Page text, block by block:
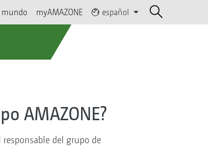
mundo myAMAZONE español
AMAZONE?
responsable del grupo de